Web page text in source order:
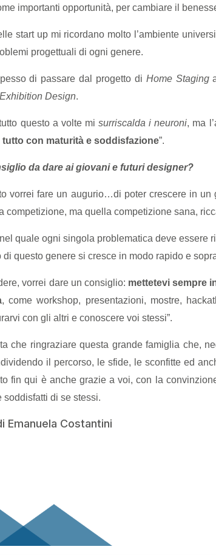
importanti opportunità, per cambiare il
start up mi ricordano molto l’ambiente
progettuali di ogni genere.
di passare dal progetto di Home Staging
Exhibition Design.
questo a volte misurriscalda i neuroni, ma
tutto con maturità e soddisfazione”.
da dare ai giovani e futuri designer?
vorrei fare un augurio…di poter crescere in
competizione, ma quella competizione sana,
quale ogni singola problematica deve essere
di questo genere si cresce in modo rapido e
vorrei dare un consiglio: mettetevi sempre
, come workshop, presentazioni, mostre,
con gli altri e conoscere voi stessi”.
che ringraziare questa grande famiglia che,
il percorso, le sfide, le sconfitte ed
fin qui è anche grazie a voi, con la
soddisfatti di se stessi.
Emanuela Costantini